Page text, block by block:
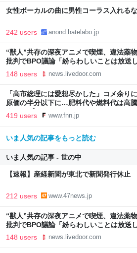
女性ボーカルの曲に男性コーラス入れる
242 users anond.hatelabo.jp
“獣人”共存の深夜アニメで喫煙、違法薬
批判でBPO議論「紛らわしいことは放送
アニュース
148 users news.livedoor.com
「高市総理には愛想尽かした」コメ余
原価の半分以下に…肥料代や燃料代は高
｜FNNプライムオンライン
419 users www.fnn.jp
いま人気の記事をもっと読む
いま人気の記事 - 世の中
【速報】産経新聞が東北で新聞発行休止
212 users www.47news.jp
“獣人”共存の深夜アニメで喫煙、違法薬
批判でBPO議論「紛らわしいことは放送
アニュース
148 users news.livedoor.com